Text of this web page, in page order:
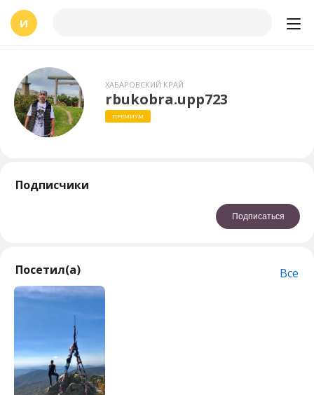
И
ХАБАРОВСКИЙ КРАЙ
rbukobra.upp723
ПРЕМИУМ
Подписчики
Подписаться
Посетил(а) Все